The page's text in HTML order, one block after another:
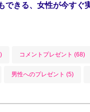
できる、女性が今すぐ
コメントプレゼント (68)
男性へのプレゼント (5)